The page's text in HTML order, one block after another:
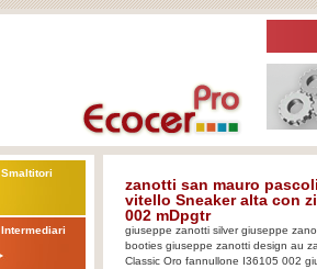
Smaltitori
Intermediari
zanotti san mauro
vitello Sneaker alta con
002 mDpgtr
giuseppe zanotti silver giuseppe
booties giuseppe zanotti design au
Classic Oro fannullone I36105 002